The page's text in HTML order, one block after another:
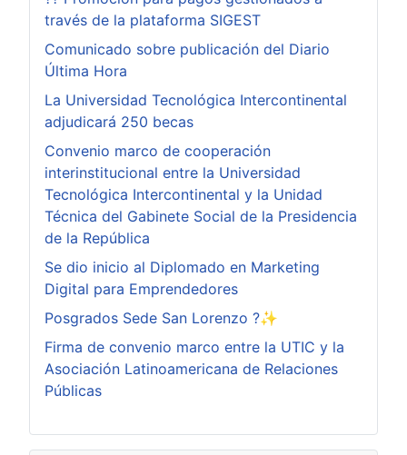
través de la plataforma SIGEST
Comunicado sobre publicación del Diario
Última Hora
La Universidad Tecnológica Intercontinental
adjudicará 250 becas
Convenio marco de cooperación
interinstitucional entre la Universidad
Tecnológica Intercontinental y la Unidad
Técnica del Gabinete Social de la Presidencia
de la República
Se dio inicio al Diplomado en Marketing
Digital para Emprendedores
Posgrados Sede San Lorenzo ?✨
Firma de convenio marco entre la UTIC y la
Asociación Latinoamericana de Relaciones
Públicas